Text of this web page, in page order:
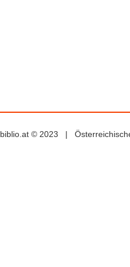
biblio.at © 2023 |